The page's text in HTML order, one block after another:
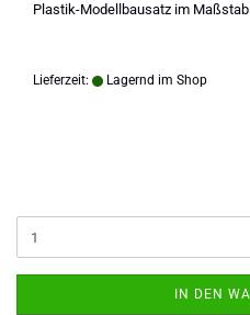
Plastik-Modellbausatz im
Lieferzeit: Lagernd im Shop
IN DEN